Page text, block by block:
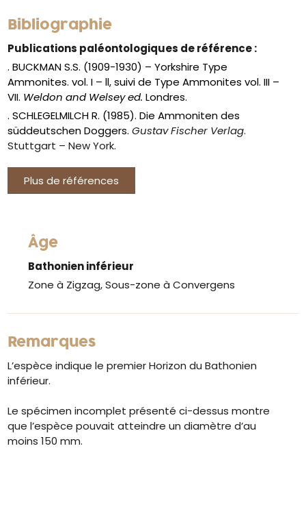
Bibliographie
Publications paléontologiques de référence :
. BUCKMAN S.S. (1909-1930) – Yorkshire Type
Ammonites. vol. I – ll, suivi de Type Ammonites vol. III –
VII. Weldon and Welsey ed.Londres.
. SCHLEGELMILCH R. (1985). Die Ammoniten des
süddeutschen Doggers.Gustav Fischer Verlag.
Stuttgart – New York.
Plus de références
Âge
Bathonien inférieur
Zone à Zigzag, Sous-zone à Convergens
Remarques
L’espèce indique le premier Horizon du Bathonien
inférieur.
Le spécimen incomplet présenté ci-dessus montre
que l’espèce pouvait atteindre un diamètre d’au
moins 150 mm.